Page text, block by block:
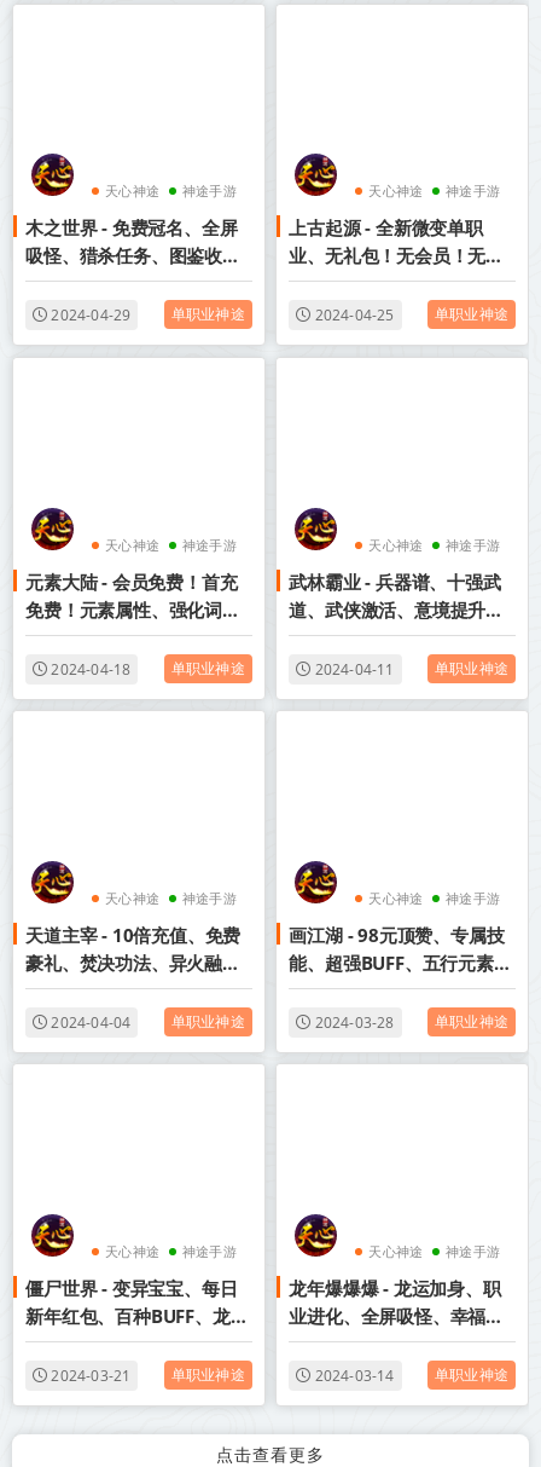
天心神途 神途手游
神途官网
木之世界 - 免费冠名、全屏
吸怪、猎杀任务、图鉴收
集、神器免费送、未知领
域、充值礼包全靠打！
2024-04-29 单职业神途
天心神途 神途手游
神途官网
上古起源 - 全新微变单职
业、无礼包！无会员！无暗
坑！五系战宠、专属装备、
99层挑战塔、封印空间、两
仪炼体，更多玩法等你来探
2024-04-25 单职业神途
天心神途 神途手游
神途官网
元素大陆 - 会员免费！首充
免费！元素属性、强化词
条、天赋专精、八大道侣、
专属掉落、秘辛玩法、隐藏
2024-04-18 单职业神途
天心神途 神途手游
神途官网
武林霸业 - 兵器谱、十强武
道、武侠激活、意境提升、
武林盟主令、武林豪杰、渡
劫系统、殿堂级画质散人天
2024-04-11 单职业神途
天心神途 神途手游
神途官网
天道主宰 - 10倍充值、免费
豪礼、焚决功法、异火融
合、凤凰神羽等特色玩法邀
你来战！
2024-04-04 单职业神途
天心神途 神途手游
神途官网
画江湖 - 98元顶赞、专属技
能、超强BUFF、五行元素、
魂珠吞噬！
2024-03-28 单职业神途
天心神途 神途手游
神途官网
僵尸世界 - 变异宝宝、每日
新年红包、百种BUFF、龙年
福卡满地爆、绝版神器、剧
情玩法、僵尸爆率1000%
2024-03-21 单职业神途
天心神途 神途手游
神途官网
龙年爆爆爆 - 龙运加身、职
业进化、全屏吸怪、幸福任
务、神豪特权、免费会员、
主打就是免费激情好玩不
2024-03-14 单职业神途
点击查看更多